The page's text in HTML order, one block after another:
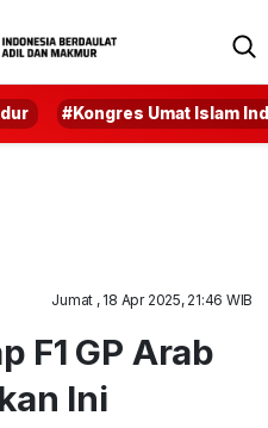
#Kongres Umat Islam
Jumat , 18 Apr 2025, 21:46 WIB
F1 GP Arab
Ini